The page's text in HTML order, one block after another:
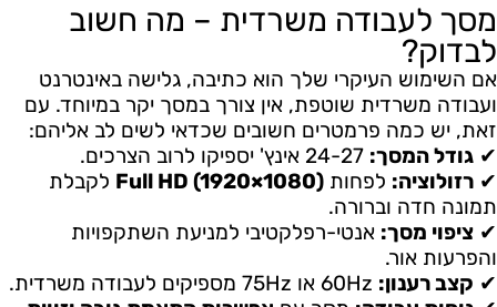
מסך לעבודה משרדית – מה חשוב
לבדוק?
אם השימוש העיקרי שלך הוא כתיבה, גלישה באינטרנט
ועבודה משרדית שוטפת, אין צורך במסך יקר במיוחד. עם
זאת, יש כמה פרמטרים חשובים שכדאי לשים לב אליהם:
✔ גודל המסך:
✔ רזולוציה: לפחות Full HD (1920×1080) לקבלת
תמונה חדה וברורה.
✔ ציפוי מסך: אנטי-רפלקטיבי למניעת השתקפויות
והפרעות אור.
✔ קצב רענון: